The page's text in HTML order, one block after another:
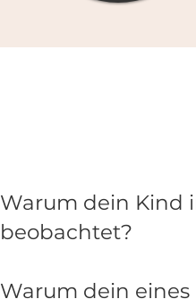
Warum dein Kind
beobachtet?
Warum dein